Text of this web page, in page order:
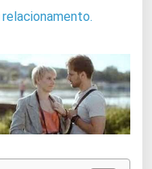
relacionamento.